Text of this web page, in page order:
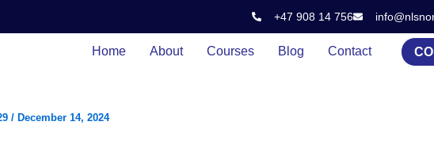
+47 908 14 756
Home About Courses Blog Contact
/ December 14, 2024